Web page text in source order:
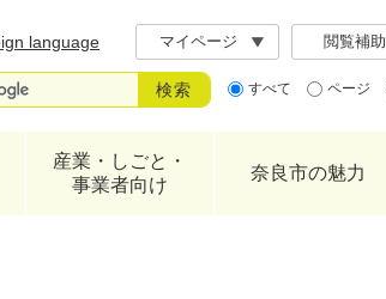
language マイページ 閲覧補助
すべて ページ
産業・しごと・
事業者向け
奈良市の魅力